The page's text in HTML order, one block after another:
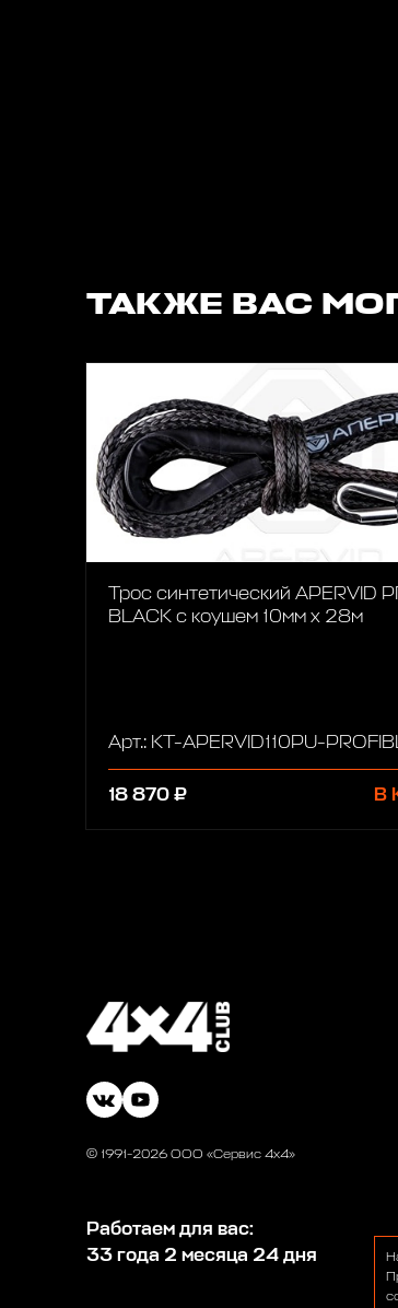
ТАКЖЕ ВАС
Трос синтетический APERVID
BLACK с коушем 10мм х 28м
Арт.: KT-APERVID110PU-
18 870 ₽ В
© 1991-2026 ООО «Сервис 4х4»
Работаем для вас:
33 года 2 месяца 24 дня